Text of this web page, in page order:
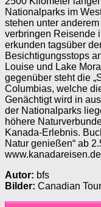
Nationalparks im
stehen unter
verbringen Reisende
erkunden tagsüber
Besichtigungsstops
Louise und Lake
gegenüber steht die
Columbias, welche
Genächtigt wird in
der Nationalparks
höhere
Kanada-Erlebnis.
Natur genießen“ ab
Autor: bfs
Bilder: Canadian